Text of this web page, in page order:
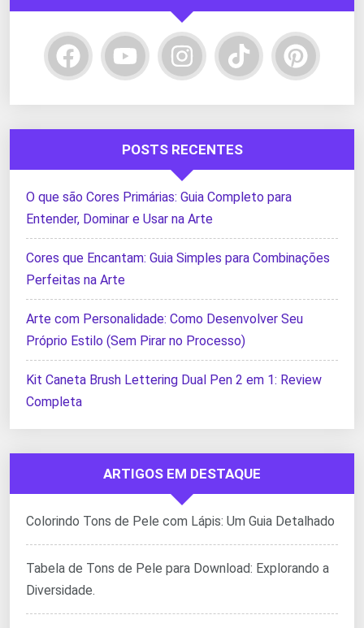
POSTS RECENTES
O que são Cores Primárias: Guia Completo para
Entender, Dominar e Usar na Arte
Cores que Encantam: Guia Simples para Combinações
Perfeitas na Arte
Arte com Personalidade: Como Desenvolver Seu
Próprio Estilo (Sem Pirar no Processo)
Kit Caneta Brush Lettering Dual Pen 2 em 1: Review
Completa
ARTIGOS EM DESTAQUE
Colorindo Tons de Pele com Lápis: Um Guia Detalhado
Tabela de Tons de Pele para Download: Explorando a
Diversidade.